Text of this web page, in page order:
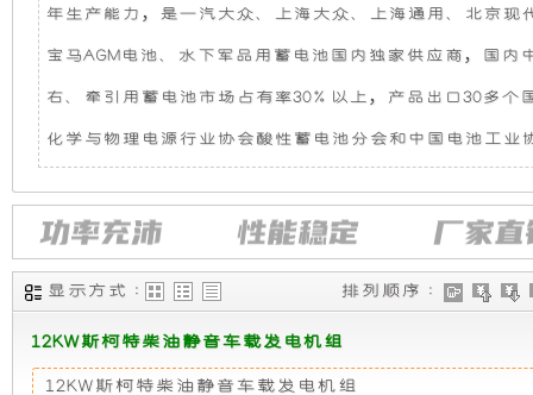
机
组
采
用
对
于
开
放
式
发
年生产能力，是一汽大众、上海大众、上海通用、北京
宝马AGM电池、水下军品用蓄电池国内独家供应商，国
右、牵引用蓄电池市场占有率30%以上，产品出口30多
化学与物理电源行业协会酸性蓄电池分会和中国电池工业
显示方式 : 排列顺序 :
12KW斯柯特柴油静音车载发电机组
12KW斯柯特柴油静音车载发电机组